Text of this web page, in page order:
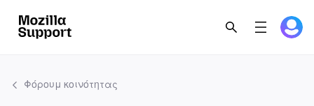
Φόρουμ κοινότητας